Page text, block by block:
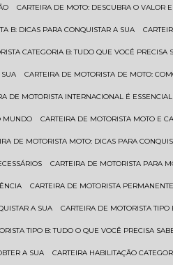
CARTEIRA DE MOTO: DESCUBRA O VALOR
B: DICAS PARA CONQUISTAR A SUA
CATEGORIA B: TUDO QUE VOCÊ PRECISA
SUA CARTEIRA DE MOTORISTA DE MOTO:
DE MOTORISTA INTERNACIONAL É
MUNDO CARTEIRA DE MOTORISTA MOTO E
DE MOTORISTA MOTO: DICAS PARA
CARTEIRA DE MOTORISTA PARA
CARTEIRA DE MOTORISTA
A SUA CARTEIRA DE MOTORISTA
TIPO B: TUDO O QUE VOCÊ PRECISA
A SUA CARTEIRA HABILITAÇÃO